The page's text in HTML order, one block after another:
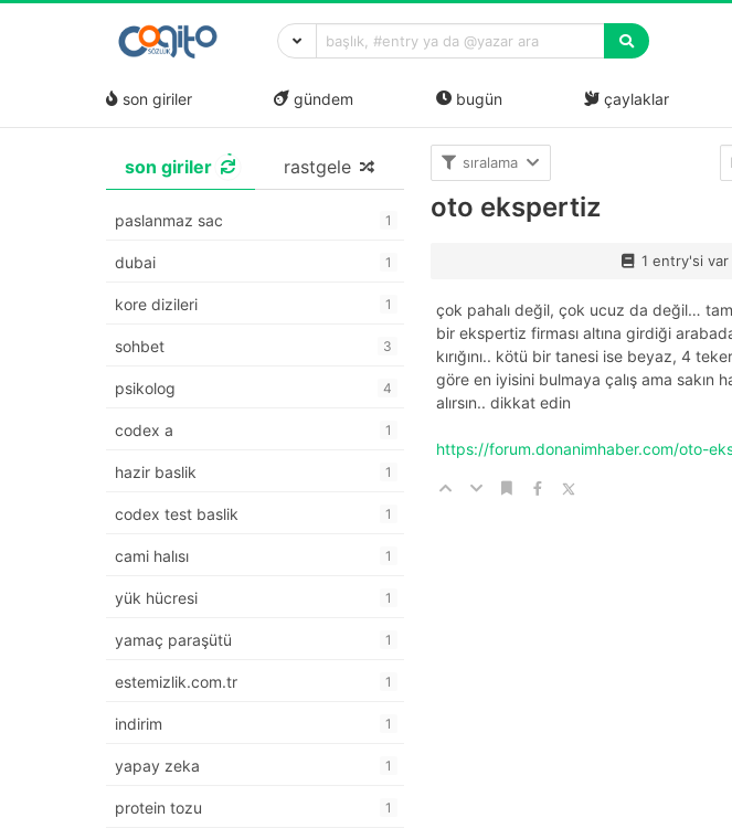
son giriler gündem bugün çaylaklar
son giriler rastgele
paslanmaz sac 1
dubai 1
kore dizileri 1
sohbet 3
psikolog 4
codex a 1
hazir baslik 1
codex test baslik 1
cami halısı 1
yük hücresi 1
yamaç paraşütü 1
estemizlik.com.tr 1
indirim 1
yapay zeka 1
protein tozu 1
sıralama
oto ekspertiz
1 entry'si var
çok pahalı değil, çok ucuz da değil…
bir ekspertiz firması altına girdiği
kırığını.. kötü bir tanesi ise beyaz, 4
göre en iyisini bulmaya çalış ama sakın
alırsın.. dikkat edin
https://forum.donanimhaber.com/oto-